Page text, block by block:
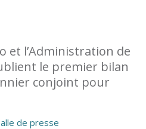
et l’Administration de
le premier bilan
conjoint pour
de presse